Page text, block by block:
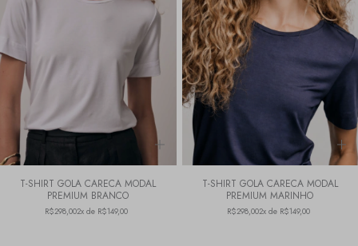
T-SHIRT GOLA CARECA MODAL
PREMIUM BRANCO
R$298,002x de R$149,00
T-SHIRT GOLA CARECA MODAL
PREMIUM MARINHO
R$298,002x de R$149,00